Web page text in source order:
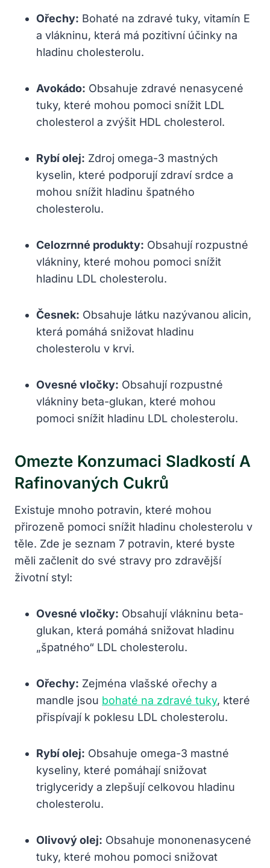
Ořechy: Bohaté na zdravé tuky, vitamín E
a vlákninu, která má pozitivní účinky na
hladinu cholesterolu.
Avokádo: Obsahuje zdravé nenasycené
tuky, které mohou pomoci snížit LDL
cholesterol a zvýšit HDL cholesterol.
Rybí olej: Zdroj omega-3 mastných
kyselin, které podporují zdraví srdce a
mohou snížit hladinu špatného
cholesterolu.
Celozrnné produkty: Obsahují rozpustné
vlákniny, které mohou pomoci snížit
hladinu LDL cholesterolu.
Česnek: Obsahuje látku nazývanou alicin,
která pomáhá snižovat hladinu
cholesterolu v krvi.
Ovesné vločky: Obsahují rozpustné
vlákniny beta-glukan, které mohou
pomoci snížit hladinu LDL cholesterolu.
Omezte Konzumaci Sladkostí A
Rafinovaných Cukrů
Existuje mnoho potravin, které mohou
přirozeně pomoci snížit hladinu cholesterolu v
těle. Zde je seznam 7 potravin, které byste
měli začlenit do své stravy pro zdravější
životní styl:
Ovesné vločky: Obsahují vlákninu beta-
glukan, která pomáhá snižovat hladinu
„špatného“ LDL cholesterolu.
Ořechy: Zejména vlašské ořechy a
mandle jsou bohaté na zdravé tuky, které
přispívají k poklesu LDL cholesterolu.
Rybí olej: Obsahuje omega-3 mastné
kyseliny, které pomáhají snižovat
triglyceridy a zlepšují celkovou hladinu
cholesterolu.
Olivový olej: Obsahuje mononenasycené
tuky, které mohou pomoci snižovat